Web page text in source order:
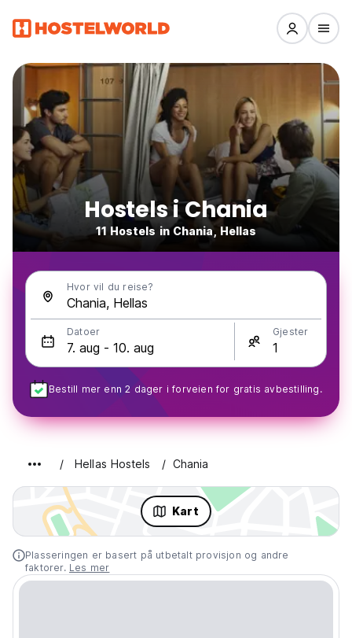
Hostels i Chania
11 Hostels in Chania, Hellas
Hvor vil du reise?
Datoer Gjester
Bestill mer enn 2 dager i forveien for gratis avbestilling.
Hellas Hostels Chania
Kart
Plasseringen er basert på utbetalt provisjon og andre
faktorer. Les mer